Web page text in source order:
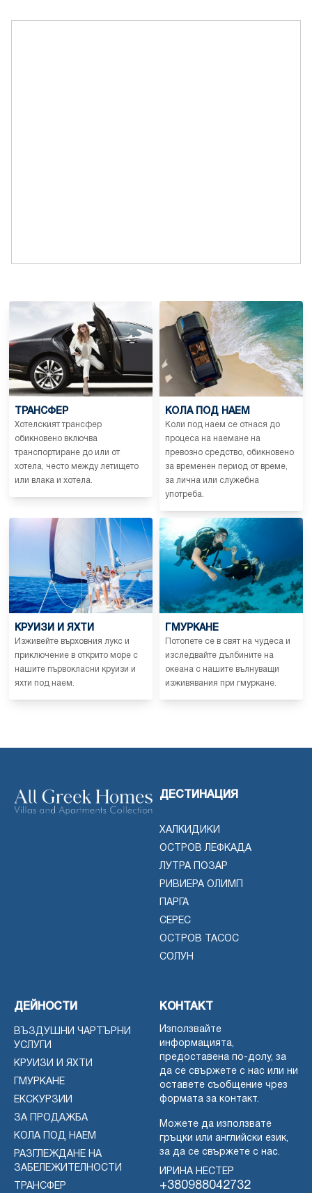
ТРАНСФЕР
Хотелският трансфер
обикновено включва
транспортиране до или от
хотела, често между летището
или влака и хотела.
КОЛА ПОД НАЕМ
Коли под наем се отнася до
процеса на наемане на
превозно средство, обикновено
за временен период от време,
за лична или служебна
употреба.
КРУИЗИ И ЯХТИ
Изживейте върховния лукс и
приключение в открито море с
нашите първокласни круизи и
яхти под наем.
ГМУРКАНЕ
Потопете се в свят на чудеса и
изследвайте дълбините на
океана с нашите вълнуващи
изживявания при гмуркане.
ДЕСТИНАЦИЯ
ХАЛКИДИКИ
ОСТРОВ ЛЕФКАДА
ЛУТРА ПОЗАР
РИВИЕРА ОЛИМП
ПАРГА
СЕРЕС
ОСТРОВ ТАСОС
СОЛУН
ДЕЙНОСТИ
ВЪЗДУШНИ ЧАРТЪРНИ
УСЛУГИ
КРУИЗИ И ЯХТИ
ГМУРКАНЕ
ЕКСКУРЗИИ
ЗА ПРОДАЖБА
КОЛА ПОД НАЕМ
РАЗГЛЕЖДАНЕ НА
ЗАБЕЛЕЖИТЕЛНОСТИ
ТРАНСФЕР
КОНТАКТ
Използвайте
информацията,
предоставена по-долу, за
да се свържете с нас или ни
оставете съобщение чрез
формата за контакт.
Можете да използвате
гръцки или английски език,
за да се свържете с нас.
ИРИНА НЕСТЕР
+380988042732